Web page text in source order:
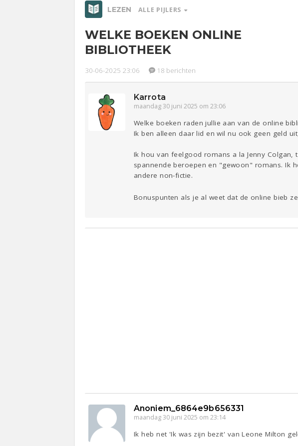
LEZEN ALLE PIJLERS
WELKE BOEKEN ONLINE
BIBLIOTHEEK
30-06-2025 23:06 18 berichten
Karrota
maandag 30 juni 2025 om 23:06
Welke boeken raden jullie aan van de online
Ik ben alleen daar lid en wil nu ook geen geld
Ik hou van feelgood romans a la Jenny
spannende beroepen en "gewoon" romans. Ik
andere non-fictie.
Bonuspunten als je al weet dat de online bieb
Anoniem_6864e9b656331
maandag 30 juni 2025 om 23:14
Ik heb net 'Ik was zijn bezit' van Leone Milton